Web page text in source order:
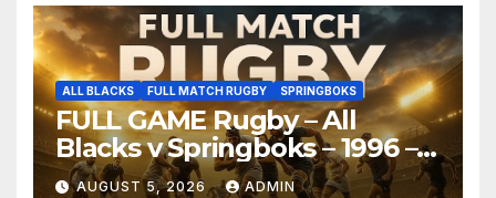
ALL BLACKS FULL MATCH RUGBY SPRINGBOKS
FULL GAME Rugby – All
Blacks v Springboks – 1996 –
Pretoria
AUGUST 5, 2026 ADMIN